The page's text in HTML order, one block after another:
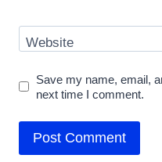
Website
Save my name, email,
next time I comment.